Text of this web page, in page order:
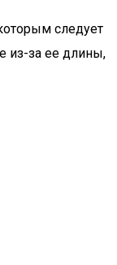
следует
из-за ее длины,